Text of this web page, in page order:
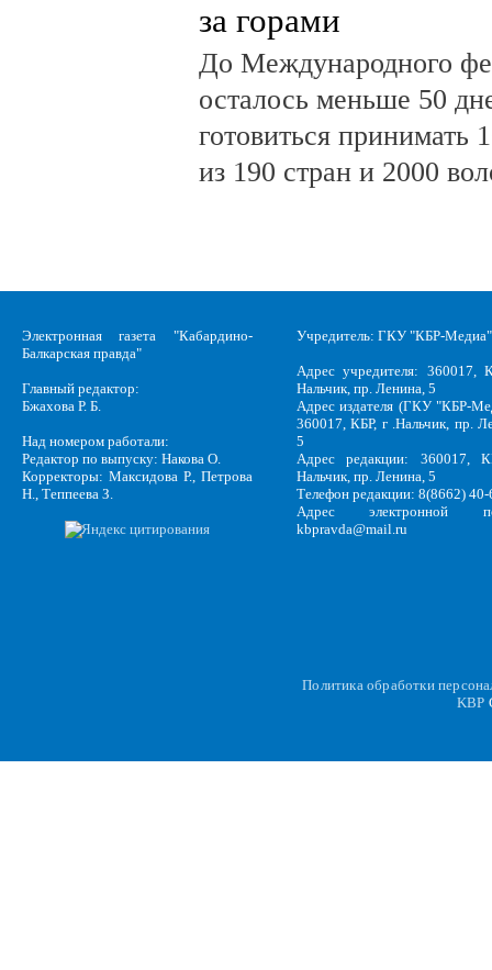
за горами
До Международного
осталось меньше 50
готовиться принимать
из 190 стран и 2000
Электронная газета "Кабардино-
Балкарская правда"
Главный редактор:
Бжахова Р. Б.
Над номером работали:
Редактор по выпуску: Накова О.
Корректоры: Максидова Р., Петрова
Н., Теппеева З.
Учредитель: ГКУ "КБР-Медиа"
Адрес учредителя: 360017,
Нальчик, пр. Ленина, 5
Адрес издателя (ГКУ "КБР-
360017, КБР, г .Нальчик, пр.
5
Адрес редакции: 360017,
Нальчик, пр. Ленина, 5
Телефон редакции: 8(8662)
Адрес электронной
kbpravda@mail.ru
Политика обработки
KBP